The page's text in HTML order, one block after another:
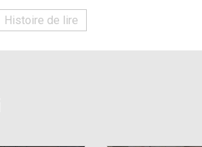
Histoire de lire